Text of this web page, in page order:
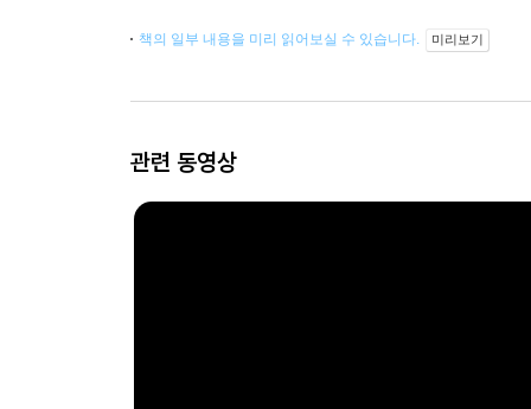
책의 일부 내용을 미리 읽어보실 수 있습니다. 미리보기
관련 동영상